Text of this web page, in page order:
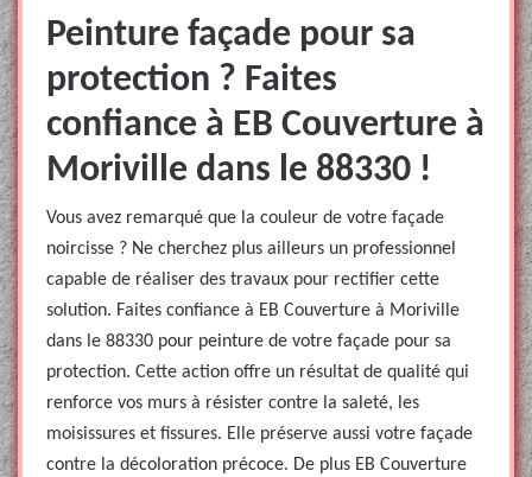
Peinture façade pour sa
protection ? Faites
confiance à EB Couverture à
Moriville dans le 88330 !
Vous avez remarqué que la couleur de votre façade
noircisse ? Ne cherchez plus ailleurs un professionnel
capable de réaliser des travaux pour rectifier cette
solution. Faites confiance à EB Couverture à Moriville
dans le 88330 pour peinture de votre façade pour sa
protection. Cette action offre un résultat de qualité qui
renforce vos murs à résister contre la saleté, les
moisissures et fissures. Elle préserve aussi votre façade
contre la décoloration précoce. De plus EB Couverture